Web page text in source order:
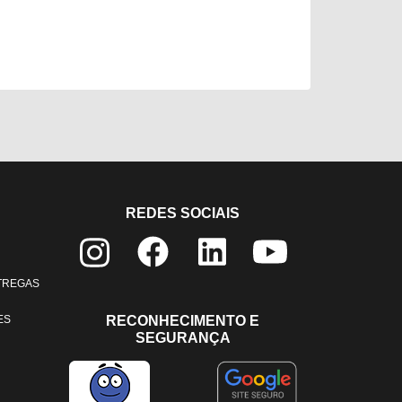
REDES SOCIAIS
RECONHECIMENTO E
SEGURANÇA